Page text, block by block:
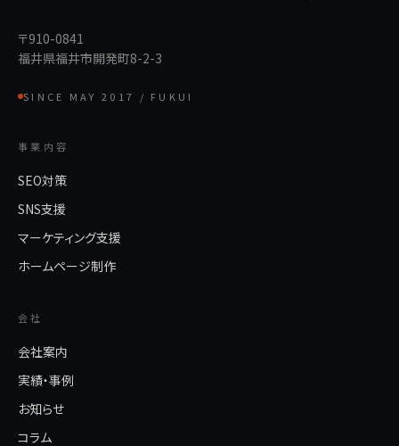
〒910-0841
福井県福井市開発町8-2-3
SINCE MAY 2017 / FUKUI
事業内容
SEO対策
SNS支援
マーケティング支援
ホームページ制作
会社
会社案内
実績・事例
お知らせ
コラム